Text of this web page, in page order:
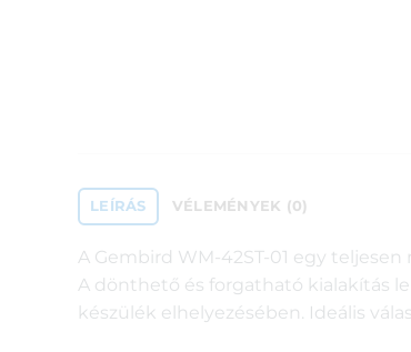
LEÍRÁS VÉLEMÉNYEK (0)
A Gembird WM-42ST-01 egy
A dönthető és forgatható kialakítás
készülék elhelyezésében. Ideális